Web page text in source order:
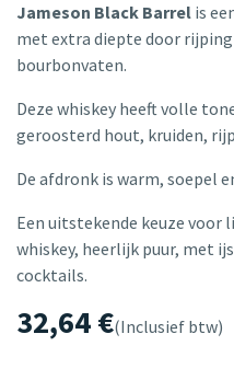
Jameson Black Barrel is
met extra diepte door
bourbonvaten.
Deze whiskey heeft volle
geroosterd hout, kruiden,
De afdronk is warm, soepel
Een uitstekende keuze voor
whiskey, heerlijk puur, met
cocktails.
32,64€(Inclusief btw)